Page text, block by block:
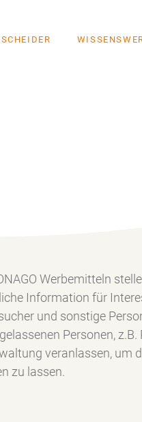
im Online-
für
Werbemitteln
Information für
und sonstige
Personen,
veranlassen, um
zu lassen.